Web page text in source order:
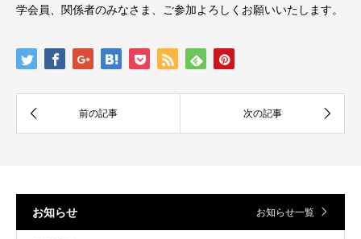
学会員、関係者のみなさま、ご参加よろしくお願いいたします。
お知らせ お知らせ一覧